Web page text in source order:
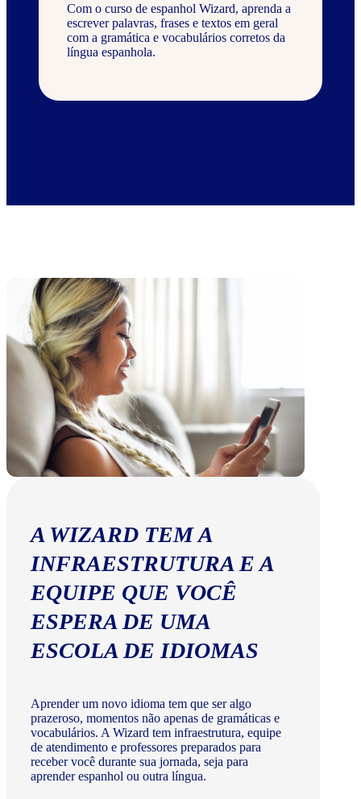
Com o curso de espanhol Wizard, aprenda a
escrever palavras, frases e textos em geral
com a gramática e vocabulários corretos da
língua espanhola.
A WIZARD TEM A
INFRAESTRUTURA E A
EQUIPE QUE VOCÊ
ESPERA DE UMA
ESCOLA DE IDIOMAS
Aprender um novo idioma tem que ser algo
prazeroso, momentos não apenas de gramáticas e
vocabulários. A Wizard tem infraestrutura, equipe
de atendimento e professores preparados para
receber você durante sua jornada, seja para
aprender espanhol ou outra língua.